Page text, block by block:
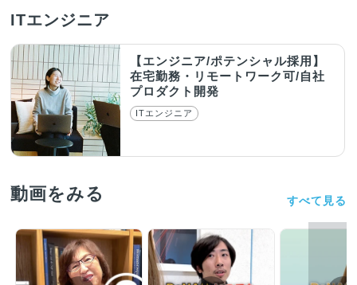
ITエンジニア
【エンジニア/ポテンシャル採用】
在宅勤務・リモートワーク可/自社
プロダクト開発
ITエンジニア
動画をみる すべて見る